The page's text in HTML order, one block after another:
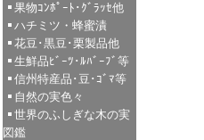
果物ｺﾝﾎﾟｰﾄ･ｸﾞﾗｯｾ他
ハチミツ・蜂蜜漬
花豆･黒豆･栗製品他
生鮮品ﾋﾞｰﾂ･ﾙﾊﾞｰﾌﾞ等
信州特産品･豆･ｺﾞﾏ等
自然の実色々
世界のふしぎな木の実
図鑑